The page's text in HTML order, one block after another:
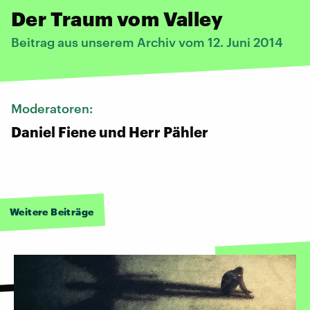
Der Traum vom Valley
Beitrag aus unserem Archiv vom 12. Juni 2014
Moderatoren:
Daniel Fiene und Herr Pähler
Weitere Beiträge